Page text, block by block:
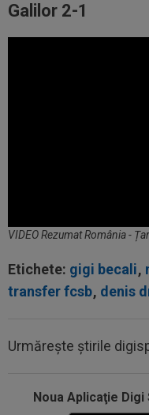
Galilor 2-1
VIDEO Rezumat România -
Etichete: gigi becali,
transfer fcsb, denis
Urmărește știrile
Noua Aplicaţie
la Campionatul Mondial.
a făcut fiica sa Teodora: